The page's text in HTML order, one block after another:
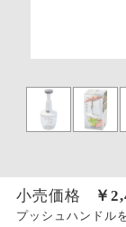
小売価格 ￥
プッシュハンドル